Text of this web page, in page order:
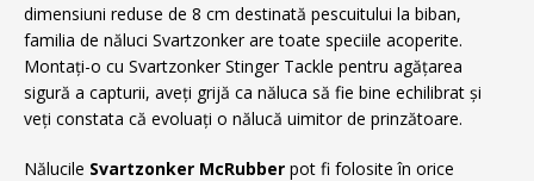
dimensiuni reduse de 8 cm destinată pescuitului la biban,
familia de năluci Svartzonker are toate speciile acoperite.
Montați-o cu Svartzonker Stinger Tackle pentru agățarea
sigură a capturii, aveți grijă ca năluca să fie bine echilibrat și
veți constata că evoluați o nălucă uimitor de prinzătoare.
Nălucile Svartzonker McRubber pot fi folosite în orice